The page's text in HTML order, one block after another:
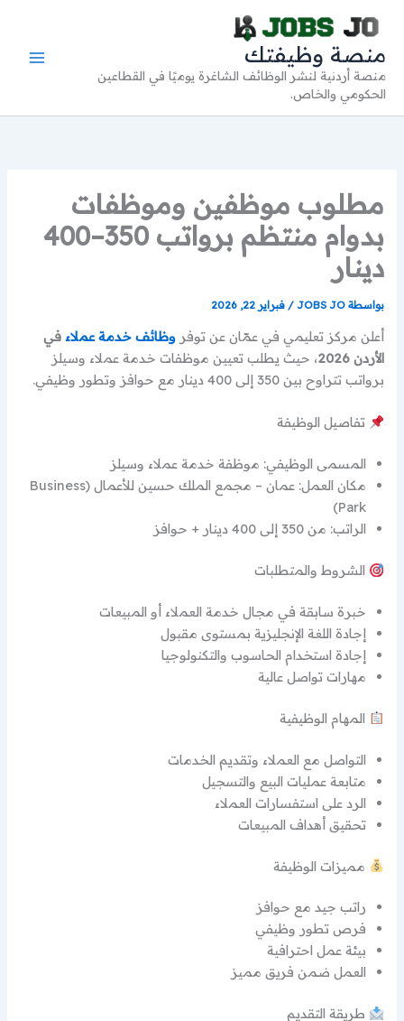
المحتوى
منصة وظيفتك
منصة أردنية لنشر الوظائف الشاغرة يوميًا في القطاعين
الحكومي والخاص.
مطلوب موظفين وموظفات
بدوام منتظم برواتب 350–400
دينار
بواسطة JOBS JO
/فبراير 22, 2026
أعلن مركز تعليمي في عمّان عن توفروظائف خدمة عملاء في
الأردن 2026
، حيث يطلب تعيين موظفات خدمة عملاء وسيلز
برواتب تتراوح بين 350 إلى 400 دينار مع حوافز وتطور وظيفي.
تفاصيل الوظيفة
المسمى الوظيفي: موظفة خدمة عملاء وسيلز
مكان العمل: عمان – مجمع الملك حسين للأعمال (Business
Park)
الراتب: من 350 إلى 400 دينار + حوافز
الشروط والمتطلبات
خبرة سابقة في مجال خدمة العملاء أو المبيعات
إجادة اللغة الإنجليزية بمستوى مقبول
إجادة استخدام الحاسوب والتكنولوجيا
مهارات تواصل عالية
المهام الوظيفية
التواصل مع العملاء وتقديم الخدمات
متابعة عمليات البيع والتسجيل
الرد على استفسارات العملاء
تحقيق أهداف المبيعات
مميزات الوظيفة
راتب جيد مع حوافز
فرص تطور وظيفي
بيئة عمل احترافية
العمل ضمن فريق مميز
طريقة التقديم